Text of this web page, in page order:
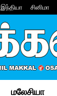
இந்தியா சினிமா
மலேசியா